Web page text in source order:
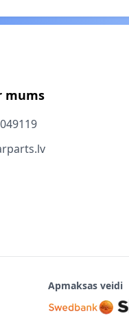
mums
Apmaksas veidi